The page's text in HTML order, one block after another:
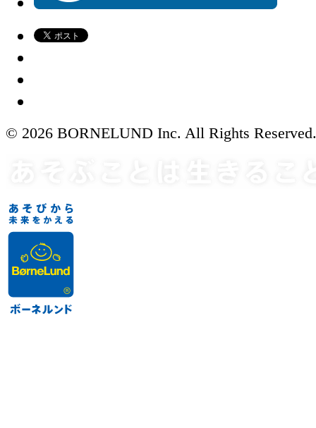
© 2026 BORNELUND Inc. All Rights Reserved.